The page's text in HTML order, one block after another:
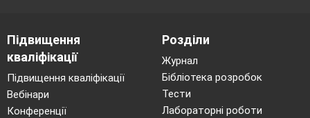
Підвищення
кваліфікації
Підвищення кваліфікації
Вебінари
Конференції
Розділи
Журнал
Бібліотека розробок
Тести
Лабораторні роботи